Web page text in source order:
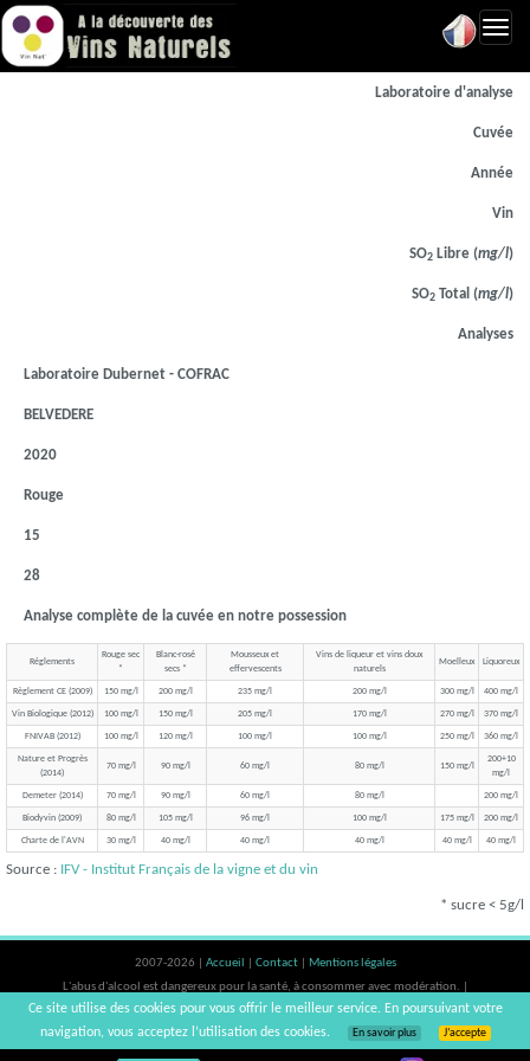
Laboratoire d'analyse
Cuvée
Année
Vin
SO2 Libre (mg/l)
SO2 Total (mg/l)
Analyses
Laboratoire Dubernet - COFRAC
BELVEDERE
2020
Rouge
15
28
Analyse complète de la cuvée en notre possession
Réglements
Rouge sec
*
Blanc-rosé
secs *
Mousseux et
effervescents
Vins de liqueur et vins doux
naturels
Moelleux Liquoreux
Règlement CE (2009) 150 mg/l 200 mg/l 235 mg/l 200 mg/l 300 mg/l 400 mg/l
Vin Biologique (2012) 100 mg/l 150 mg/l 205 mg/l 170 mg/l 270 mg/l 370 mg/l
FNIVAB (2012) 100 mg/l 120 mg/l 100 mg/l 100 mg/l 250 mg/l 360 mg/l
Nature et Progrès
(2014)
70 mg/l 90 mg/l 60 mg/l 80 mg/l 150 mg/l
200+10
mg/l
Demeter (2014) 70 mg/l 90 mg/l 60 mg/l 80 mg/l 200 mg/l
Biodyvin (2009) 80 mg/l 105 mg/l 96 mg/l 100 mg/l 175 mg/l 200 mg/l
Charte de l'AVN 30 mg/l 40 mg/l 40 mg/l 40 mg/l 40 mg/l 40 mg/l
Source : IFV - Institut Français de la vigne et du vin
* sucre < 5g/l
2007-2026 | Accueil Contact
Mentions légales
L'abus d'alcool est dangereux pour la santé, à consommer avec modération. |
vinsnaturels | v3.12
Ce site utilise des cookies pour vous offrir le meilleur service. En poursuivant votre
navigation, vous acceptez l’utilisation des cookies.
En savoir plus J’accepte